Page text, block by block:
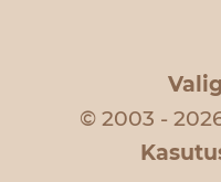
© 2003 -